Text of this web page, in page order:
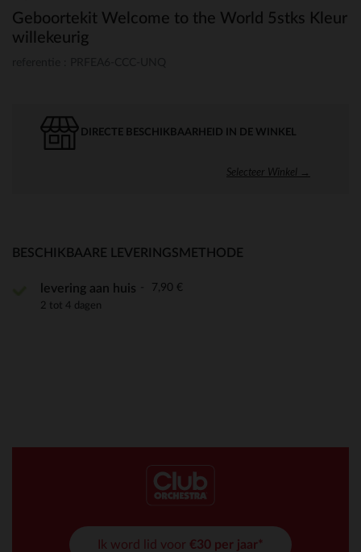
Geboortekit Welcome to the World 5stks Kleur
willekeurig
DIRECTE BESCHIKBAARHEID IN DE WINKEL
Selecteer Winkel →
BESCHIKBAARE LEVERINGSMETHODE
levering aan huis 7,90 €
2 tot 4 dagen
Ik word lid voor €30 per jaar*